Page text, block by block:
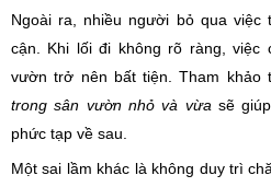
Ngoài ra, nhiều người bỏ qua
cận. Khi lối đi không rõ ràng, việc
vườn trở nên bất tiện. Tham khảo
trong sân vườn nhỏ và vừa sẽ
phức tạp về sau.
Một sai lầm khác là không duy trì